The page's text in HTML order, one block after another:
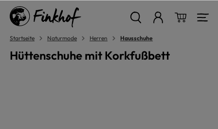
springen
Startseite Naturmode Herren Hausschuhe
Hüttenschuhe mit Korkfußbett